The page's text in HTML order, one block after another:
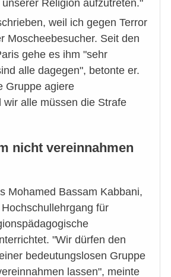
Religion aufzutreten."
weil ich gegen Terror
Moscheebesucher. Seit den
gehe es ihm "sehr
alle dagegen", betonte er.
Gruppe agiere
wir alle müssen die Strafe
nicht vereinnahmen
Mohamed Bassam Kabbani,
für
"Wir dürfen den
bedeutungslosen Gruppe
lassen", meinte